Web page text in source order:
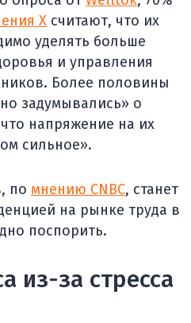
Х считают, что их
уделять больше
и управления
Более половины
задумывались» о
напряжение на их
сильное».
по мнению CNBC, станет
на рынке труда в
поспорить.
из-за стресса